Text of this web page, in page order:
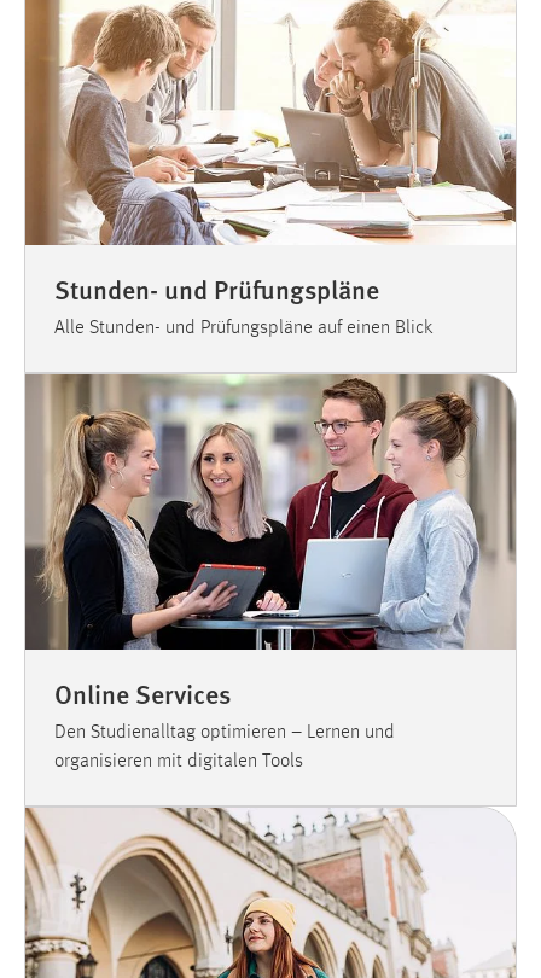
Stunden- und Prüfungspläne
Alle Stunden- und Prüfungspläne auf einen Blick
Online Services
Den Studienalltag optimieren – Lernen und
organisieren mit digitalen Tools